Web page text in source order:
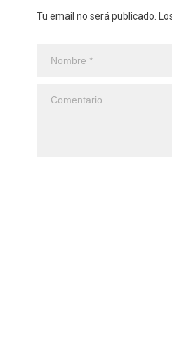
Tu email no será publicado.